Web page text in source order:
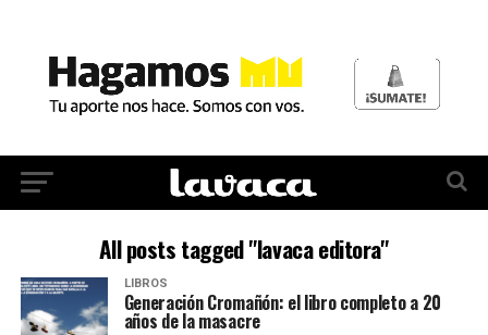
All posts tagged "lavaca editora"
LIBROS
Generación Cromañón: el libro completo a 20
años de la masacre